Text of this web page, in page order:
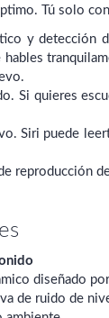
Tú solo
y detección
hables
Si quieres
Siri puede
reproducción
diseñado
de ruido de